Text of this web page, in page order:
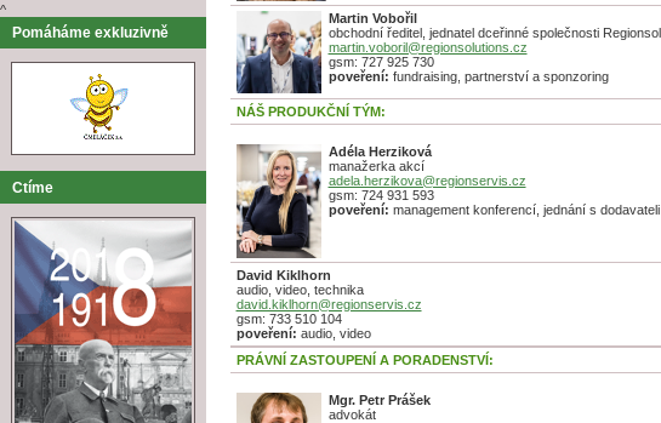
^
Pomáháme exkluzivně
Ctíme
Martin Vobořil
obchodní ředitel, jednatel dceřinné společnosti
martin.voboril@regionsolutions.cz
gsm: 727 925 730
poveření: fundraising, partnerství a sponzoring
NÁŠ PRODUKČNÍ TÝM:
Adéla Herziková
manažerka akcí
adela.herzikova@regionservis.cz
gsm: 724 931 593
poveření: management konferencí, jednání s dodavateli
David Kiklhorn
audio, video, technika
david.kiklhorn@regionservis.cz
gsm: 733 510 104
poveření: audio, video
PRÁVNÍ ZASTOUPENÍ A PORADENSTVÍ:
Mgr. Petr Prášek
advokát